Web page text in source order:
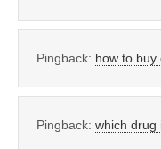
Pingback: how to buy
Pingback: which drug